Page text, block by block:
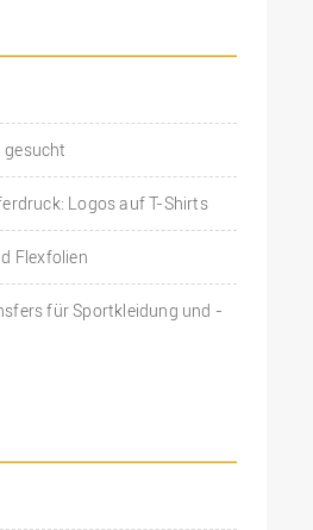
gesucht
Logos auf T-Shirts
Flexfolien
für Sportkleidung und -